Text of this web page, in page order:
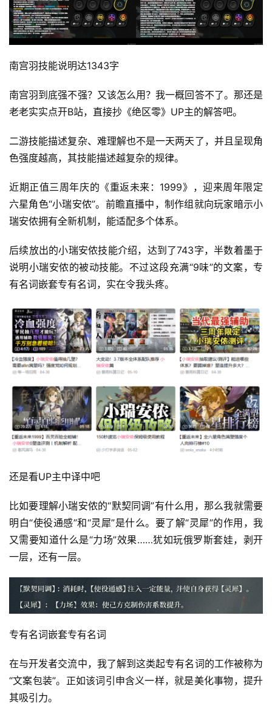
南宫羽技能说明达1343字
南宫羽到底强不强？又该怎么用？我一概回答不了。那还是
老老实实点开B站，直接抄《绝区零》UP主的解答吧。
二游技能描述复杂、难理解也不是一天两天了，并且呈现角
色强度越高，其技能描述越复杂的规律。
近期正值三周年庆的《重返未来：1999》，迎来周年限定
六星角色“小瑞安侬”。前瞻直播中，制作组就向玩家暗示小
瑞安侬拥有全新机制，能适配多个体系。
后续放出的小瑞安侬技能介绍，达到了743字，半数着墨于
说明小瑞安侬的被动技能。不过这段充满“9味”的文案，专
有名词嵌套专有名词，实在令我头疼。
还是看UP主中译中吧
比如要理解小瑞安侬的“默契同调”有什么用，那么我就需要
明白“使役通感”和“灵犀”是什么。要了解“灵犀”的作用，我
又需要知道什么是“力场”效果……犹如玩俄罗斯套娃，剥开
一层，还有一层。
专有名词嵌套专有名词
在与开发者交流中，我了解到这类起专有名词的工作被称为
“文案包装”。正如该词引申含义一样，就是美化事物，提升
其吸引力。